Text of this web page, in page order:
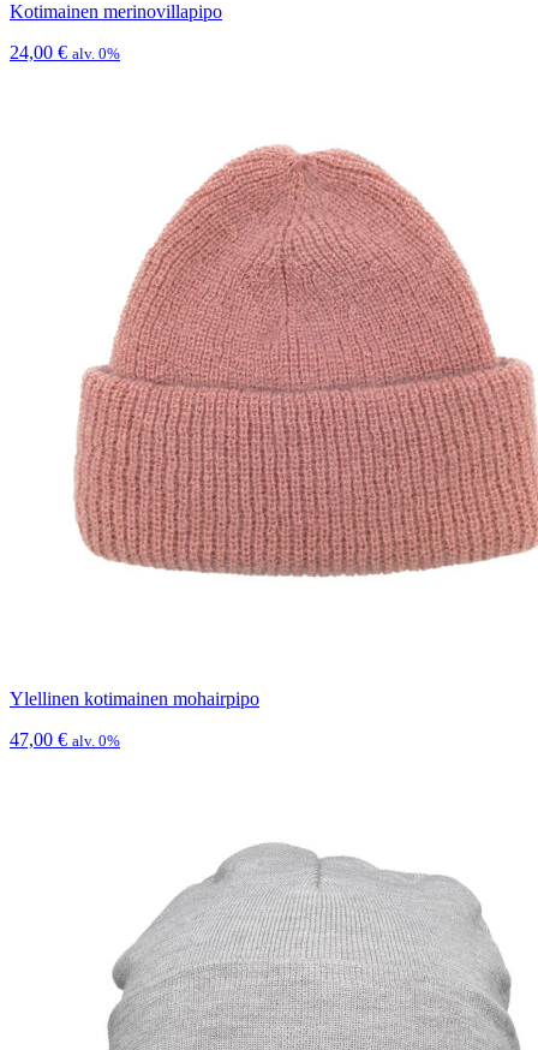
Kotimainen merinovillapipo
24,00 € alv. 0%
Ylellinen kotimainen mohairpipo
47,00 € alv. 0%